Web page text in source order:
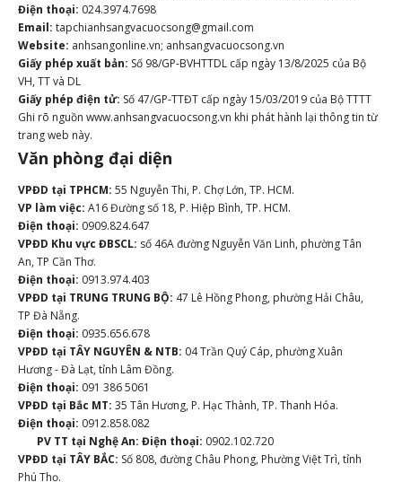
Điện thoại: 024.3974.7698
Email: tapchianhsangvacuocsong@gmail.com
Website: anhsangonline.vn; anhsangvacuocsong.vn
Giấy phép xuất bản: Số 98/GP-BVHTTDL cấp ngày 13/8/2025 của Bộ
VH, TT và DL
Giấy phép điện tử: Số 47/GP-TTĐT cấp ngày 15/03/2019 của Bộ TTTT
Ghi rõ nguồn www.anhsangvacuocsong.vn khi phát hành lại thông tin từ
trang web này.
Văn phòng đại diện
VPĐD tại TPHCM: 55 Nguyễn Thi, P. Chợ Lớn, TP. HCM.
VP làm việc: A16 Đường số 18, P. Hiệp Bình, TP. HCM.
Điện thoại: 0909.824.647
VPĐD Khu vực ĐBSCL: số 46A đường Nguyễn Văn Linh, phường Tân
An, TP Cần Thơ.
Điện thoại: 0913.974.403
VPĐD tại TRUNG TRUNG BỘ: 47 Lê Hồng Phong, phường Hải Châu,
TP Đà Nẵng.
Điện thoại: 0935.656.678
VPĐD tại TÂY NGUYÊN & NTB: 04 Trần Quý Cáp, phường Xuân
Hương - Đà Lạt, tỉnh Lâm Đồng.
Điện thoại: 091 386 5061
VPĐD tại Bắc MT: 35 Tân Hương, P. Hạc Thành, TP. Thanh Hóa.
Điện thoại: 0912.858.082
PV TT tại Nghệ An: Điện thoại: 0902.102.720
VPĐD tại TÂY BẮC: Số 808, đường Châu Phong, Phường Việt Trì, tỉnh
Phú Thọ.